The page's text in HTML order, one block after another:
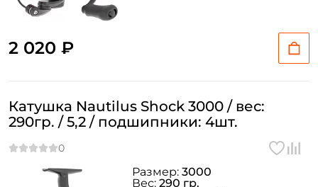
2 020 ₽
Катушка Nautilus Shock 3000 / вес:
290гр. / 5,2 / подшипники: 4шт.
Размер: 3000
Вес: 290 гр.